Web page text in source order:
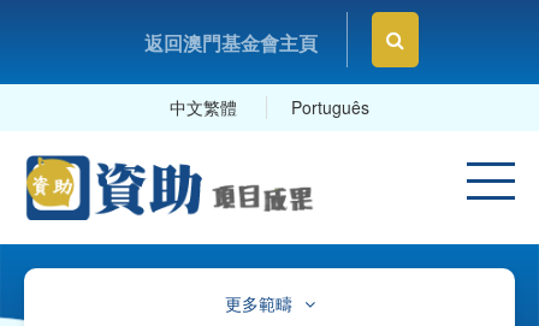
返回澳門基金會主頁
中文繁體 Português
更多範疇